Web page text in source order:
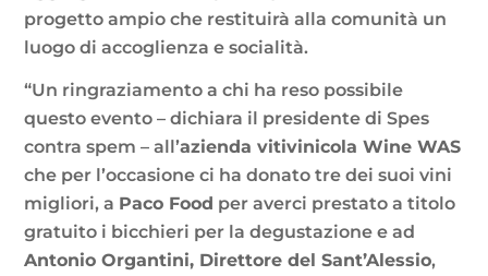
progetto ampio che restituirà alla comunità un
luogo di accoglienza e socialità.
“Un ringraziamento a chi ha reso possibile
questo evento – dichiara il presidente di Spes
contra spem – all’azienda vitivinicola Wine WAS
che per l’occasione ci ha donato tre dei suoi vini
migliori, a Paco Food per averci prestato a titolo
gratuito i bicchieri per la degustazione e ad
Antonio Organtini, Direttore del Sant’Alessio,